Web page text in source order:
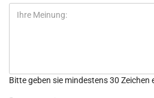
Bitte geben sie mindestens 30 Zeichen